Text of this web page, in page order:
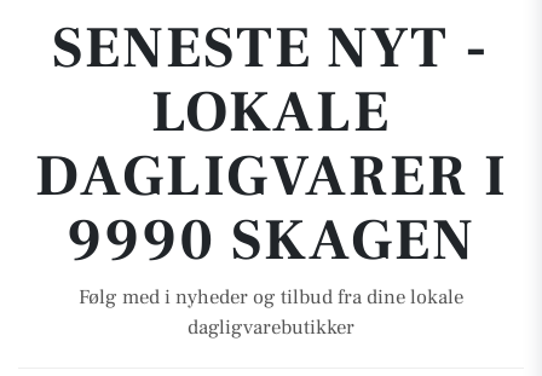
SENESTE NYT -
LOKALE
DAGLIGVARER I
9990 SKAGEN
Følg med i nyheder og tilbud fra dine lokale
dagligvarebutikker